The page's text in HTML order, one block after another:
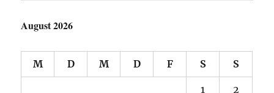
August 2026
M D M D F S S
1 2